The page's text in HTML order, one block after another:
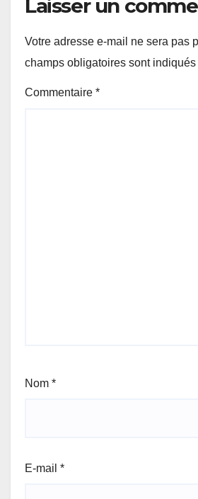
Laisser un
Votre adresse e-mail ne sera pas
champs obligatoires sont
Commentaire *
Nom *
E-mail *